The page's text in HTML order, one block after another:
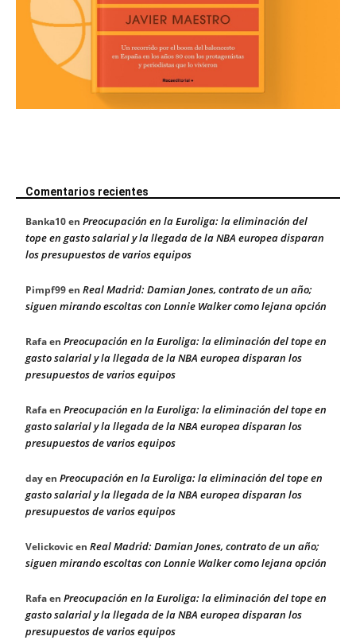
Comentarios recientes
Banka10en Preocupación en la Euroliga: la eliminación del
tope en gasto salarial y la llegada de la NBA europea disparan
los presupuestos de varios equipos
Pimpf99en Real Madrid: Damian Jones, contrato de un año;
siguen mirando escoltas con Lonnie Walker como lejana opción
Rafaen Preocupación en la Euroliga: la eliminación del tope en
gasto salarial y la llegada de la NBA europea disparan los
presupuestos de varios equipos
Rafaen Preocupación en la Euroliga: la eliminación del tope en
gasto salarial y la llegada de la NBA europea disparan los
presupuestos de varios equipos
dayen Preocupación en la Euroliga: la eliminación del tope en
gasto salarial y la llegada de la NBA europea disparan los
presupuestos de varios equipos
Velickovicen Real Madrid: Damian Jones, contrato de un año;
siguen mirando escoltas con Lonnie Walker como lejana opción
Rafaen Preocupación en la Euroliga: la eliminación del tope en
gasto salarial y la llegada de la NBA europea disparan los
presupuestos de varios equipos